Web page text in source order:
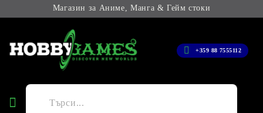
Магазин за Аниме, Манга & Гейм стоки
+359 88 7555112